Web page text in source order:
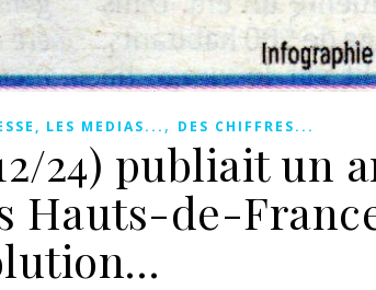
LES MEDIAS... , DES CHIFFRES...
24) publiait un
Hauts-de-